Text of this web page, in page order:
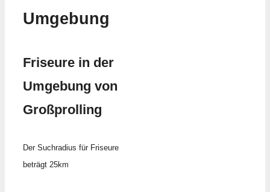
Umgebung
Friseure in der
Umgebung von
Großprolling
Der Suchradius für Friseure
beträgt 25km